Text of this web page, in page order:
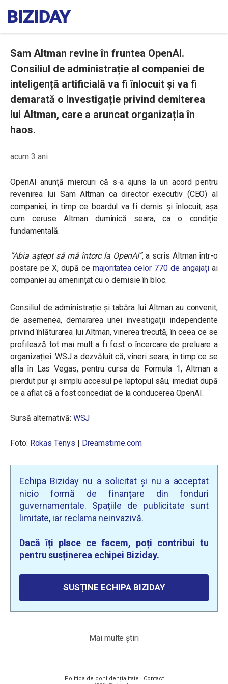
Sam Altman revine în fruntea OpenAI.
Consiliul de administrație al companiei de
inteligență artificială va fi înlocuit și va fi
demarată o investigație privind demiterea
lui Altman, care a aruncat organizația în
haos.
acum 3 ani
OpenAI anunță miercuri că s-a ajuns la un acord pentru
revenirea lui Sam Altman ca director executiv (CEO) al
companiei, în timp ce boardul va fi demis și înlocuit, așa
cum ceruse Altman duminică seara, ca o condiție
fundamentală.
“Abia aștept să mă întorc la OpenAI”, a scris Altman într-o
postare pe X, după ce majoritatea celor 770 de angajațiai
companiei au amenințat cu o demisie în bloc.
Consiliul de administrație și tabăra lui Altman au convenit,
de asemenea, demararea unei investigații independente
privind înlăturarea lui Altman, vinerea trecută, în ceea ce se
profilează tot mai mult a fi fost o încercare de preluare a
organizației. WSJ a dezvăluit că, vineri seara, în timp ce se
afla în Las Vegas, pentru cursa de Formula 1, Altman a
pierdut pur și simplu accesul pe laptopul său, imediat după
ce a aflat că a fost concediat de la conducerea OpenAI.
Sursă alternativă: WSJ
Foto: Rokas Tenys | Dreamstime.com
Echipa Biziday nu a solicitat și nu a acceptat
nicio formă de finanțare din fonduri
guvernamentale. Spațiile de publicitate sunt
limitate, iar reclama neinvazivă.
Dacă îți place ce facem, poți contribui tu
pentru susținerea echipei Biziday.
SUSȚINE ECHIPA BIZIDAY
Mai multe știri
Politica de confidențialitate · Contact